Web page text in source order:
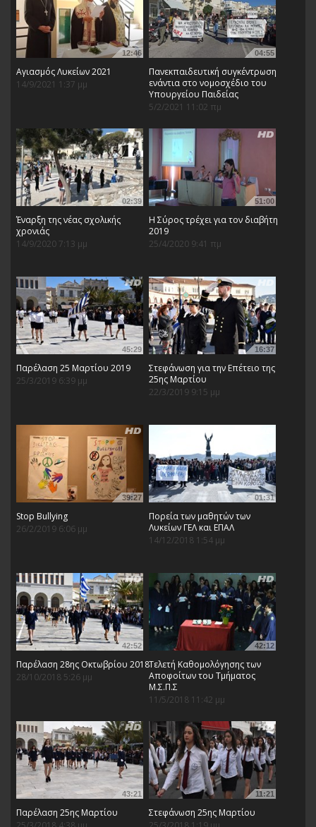
12:46
Αγιασμός Λυκείων 2021
14/9/2021 1:37 μμ
04:55
Πανεκπαιδευτική συγκέντρωση
ενάντια στο νομοσχέδιο του
Υπουργείου Παιδείας
5/2/2021 11:02 πμ
02:39
Έναρξη της νέας σχολικής
χρονιάς
14/9/2020 7:13 μμ
51:00
Η Σύρος τρέχει για τον διαβήτη
2019
25/4/2020 9:41 πμ
45:29
Παρέλαση 25 Μαρτίου 2019
25/3/2019 6:39 μμ
16:37
Στεφάνωση για την Επέτειο της
25ης Μαρτίου
22/3/2019 9:15 μμ
39:27
Stop Bullying
26/2/2019 6:06 μμ
01:31
Πορεία των μαθητών των
Λυκείων ΓΕΛ και ΕΠΑΛ
14/12/2018 1:54 μμ
42:52
Παρέλαση 28ης Οκτωβρίου 2018
28/10/2018 5:26 μμ
42:12
Τελετή Καθομολόγησης των
Αποφοίτων του Τμήματος
Μ.Σ.Π.Σ
11/5/2018 11:42 μμ
43:21
Παρέλαση 25ης Μαρτίου
11:21
Στεφάνωση 25ης Μαρτίου